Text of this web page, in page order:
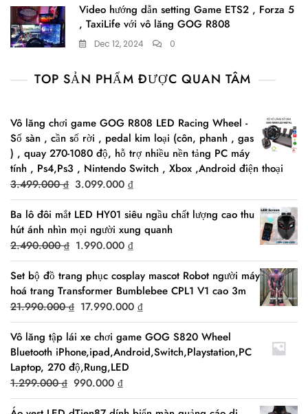
Video hướng dẫn setting Game ETS2 , Forza 5
, TaxiLife với vô lăng GOG R808
Dec 12, 2024 0
TOP SẢN PHẨM ĐƯỢC QUAN TÂM
Vô lăng chơi game GOG R808 LED Racing Wheel -
Số sàn , cần số rời , pedal kim loại (côn, phanh , gas
) , quay 270-1080 độ, hỗ trợ nhiều nền tảng PC máy
tính , Ps4,Ps3 , Nintendo Switch , Xbox ,Android điện thoại
3.499.000₫ Original
price
was:
3.499.000 ₫.
3.099.000 ₫
price
is:
3.099.000 ₫.
Ba lô đôi mắt LED HY01 siêu ngầu chất lượng cao thu
hút ánh nhìn mọi người xung quanh
2.490.000₫ Original
price
was:
2.490.000 ₫.
1.990.000 ₫
price
is:
1.990.000 ₫.
Set bộ đồ trang phục cosplay mascot Robot người máy
hoá trang Transformer Bumblebee CPL1 V1 cao 3m
21.990.000₫ Original
price
was:
21.990.000 ₫.
17.990.000 ₫
price
is:
17.990.000 ₫.
Vô lăng tập lái xe chơi game GOG S820 Wheel
Bluetooth iPhone,ipad,Android,Switch,Playstation,PC
Laptop, 270 độ,Rung,LED
1.299.000₫ Original
price
990.000 ₫
price